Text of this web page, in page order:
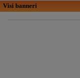
Visi banneri